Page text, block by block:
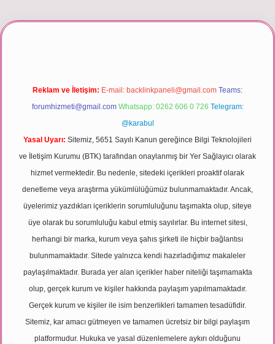
giriş
Reklam ve İletişim: E-mail: backlinkpaneli@gmail.com Teams:
forumhizmeti@gmail.com Whatsapp: 0262 606 0 726 Telegram:
@karabul
Yasal Uyarı: Sitemiz, 5651 Sayılı Kanun gereğince Bilgi Teknolojileri
ve İletişim Kurumu (BTK) tarafından onaylanmış bir Yer Sağlayıcı olarak
hizmet vermektedir. Bu nedenle, sitedeki içerikleri proaktif olarak
denetleme veya araştırma yükümlülüğümüz bulunmamaktadır. Ancak,
üyelerimiz yazdıkları içeriklerin sorumluluğunu taşımakta olup, siteye
üye olarak bu sorumluluğu kabul etmiş sayılırlar. Bu internet sitesi,
herhangi bir marka, kurum veya şahıs şirketi ile hiçbir bağlantısı
bulunmamaktadır. Sitede yalnızca kendi hazırladığımız makaleler
paylaşılmaktadır. Burada yer alan içerikler haber niteliği taşımamakta
olup, gerçek kurum ve kişiler hakkında paylaşım yapılmamaktadır.
Gerçek kurum ve kişiler ile isim benzerlikleri tamamen tesadüfidir.
Sitemiz, kar amacı gütmeyen ve tamamen ücretsiz bir bilgi paylaşım
platformudur. Hukuka ve yasal düzenlemelere aykırı olduğunu